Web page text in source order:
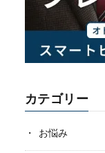
カテゴリー
お悩み